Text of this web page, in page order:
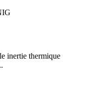
inertie thermique